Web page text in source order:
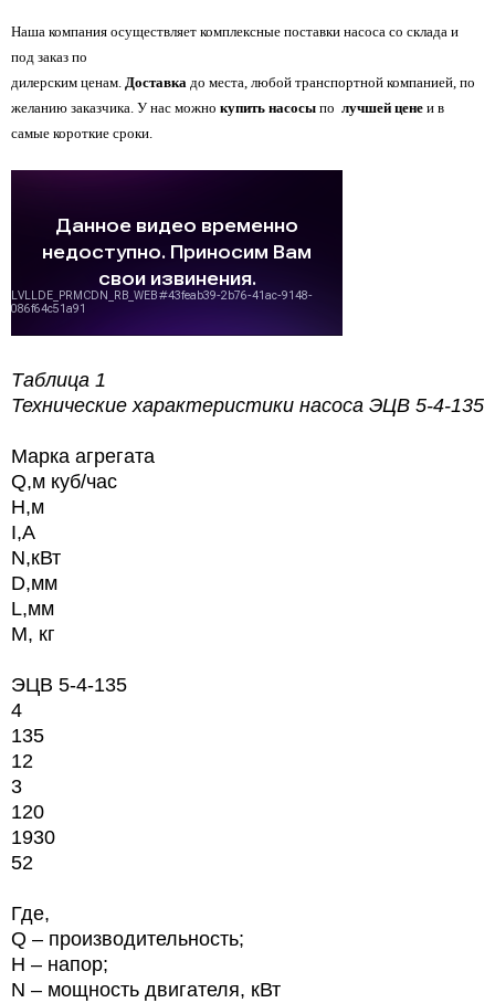
Наша компания осуществляет комплексные поставки насоса со склада и
под заказ по
дилерским ценам. Доставка до места, любой транспортной компанией, по
желанию заказчика. У нас можно купить насосы по лучшей цене и в
самые короткие сроки.
Таблица 1
Технические характеристики насоса ЭЦВ 5-4-135
Марка агрегата
Q,м куб/час
H,м
I,А
N,кВт
D,мм
L,мм
М, кг
ЭЦВ 5-4-135
4
135
12
3
120
1930
52
Где,
Q – производительность;
Н – напор;
N – мощность двигателя, кВт